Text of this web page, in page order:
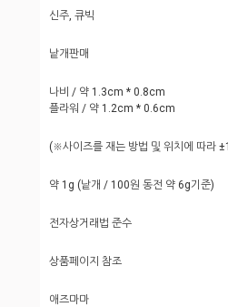
신주, 큐빅
낱개판매
나비 / 약 1.3cm * 0.8cm
플라워 / 약 1.2cm * 0.6cm
(※사이즈를 재는 방법 및 위치에 따라
약 1g (낱개 / 100원 동전 약 6g기준)
전자상거래법 준수
상품페이지 참조
애즈마마